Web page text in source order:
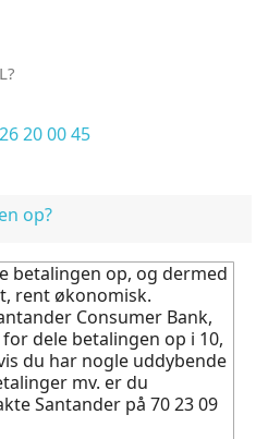
20 00 45
op?
betalingen op, og dermed
rent økonomisk.
Consumer Bank,
dele betalingen op i 10,
du har nogle uddybende
mv. er du
Santander på 70 23 09